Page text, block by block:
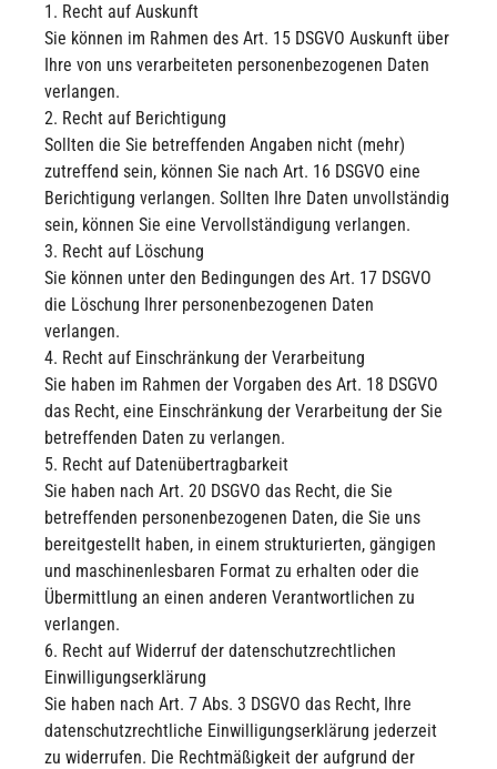
1. Recht auf Auskunft
Sie können im Rahmen des Art. 15 DSGVO Auskunft über
Ihre von uns verarbeiteten personenbezogenen Daten
verlangen.
2. Recht auf Berichtigung
Sollten die Sie betreffenden Angaben nicht (mehr)
zutreffend sein, können Sie nach Art. 16 DSGVO eine
Berichtigung verlangen. Sollten Ihre Daten unvollständig
sein, können Sie eine Vervollständigung verlangen.
3. Recht auf Löschung
Sie können unter den Bedingungen des Art. 17 DSGVO
die Löschung Ihrer personenbezogenen Daten
verlangen.
4. Recht auf Einschränkung der Verarbeitung
Sie haben im Rahmen der Vorgaben des Art. 18 DSGVO
das Recht, eine Einschränkung der Verarbeitung der Sie
betreffenden Daten zu verlangen.
5. Recht auf Datenübertragbarkeit
Sie haben nach Art. 20 DSGVO das Recht, die Sie
betreffenden personenbezogenen Daten, die Sie uns
bereitgestellt haben, in einem strukturierten, gängigen
und maschinenlesbaren Format zu erhalten oder die
Übermittlung an einen anderen Verantwortlichen zu
verlangen.
6. Recht auf Widerruf der datenschutzrechtlichen
Einwilligungserklärung
Sie haben nach Art. 7 Abs. 3 DSGVO das Recht, Ihre
datenschutzrechtliche Einwilligungserklärung jederzeit
zu widerrufen. Die Rechtmäßigkeit der aufgrund der